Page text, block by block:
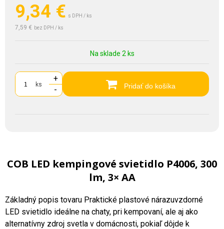
9,34 € s DPH / ks
7,59 € bez DPH / ks
Na sklade 2 ks
ks
+
-
Pridať do košíka
COB LED kempingové svietidlo P4006, 300
lm, 3× AA
Základný popis tovaru Praktické plastové nárazuvzdorné
LED svietidlo ideálne na chaty, pri kempovaní, ale aj ako
alternatívny zdroj svetla v domácnosti, pokiaľ dôjde k